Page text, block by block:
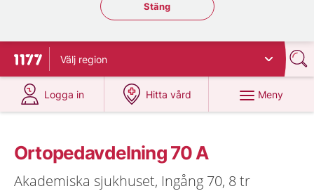
Stäng regionsväljaren
Stäng
Till startsidan för 1177
Välj region
Logga in
på 1177.se
Hitta vård
på 1177.se
Meny
Ortopedavdelning 70 A
Akademiska sjukhuset, Ingång 70, 8 tr